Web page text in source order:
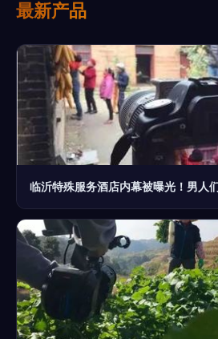
最新产品
临沂特殊服务酒店内幕被曝光！男人